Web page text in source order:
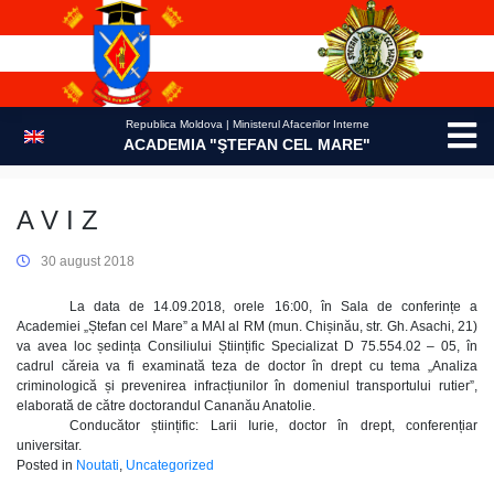
Republica Moldova | Ministerul Afacerilor Interne
ACADEMIA "ŞTEFAN CEL MARE"
A V I Z
30 august 2018
La data de 14.09.2018, orele 16:00, în Sala de conferințe a
Academiei „Ștefan cel Mare” a MAI al RM (mun. Chișinău, str. Gh. Asachi, 21)
va avea loc ședința Consiliului Științific Specializat D 75.554.02 – 05, în
cadrul căreia va fi examinată teza de doctor în drept cu tema „Analiza
criminologică și prevenirea infracțiunilor în domeniul transportului rutier”,
elaborată de către doctorandul Cananău Anatolie.
Conducător științific: Larii Iurie, doctor în drept, conferențiar
universitar.
Posted in Noutati, Uncategorized